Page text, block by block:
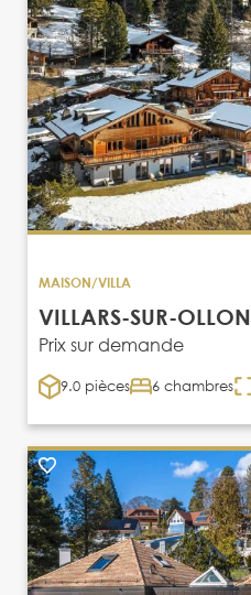
MAISON/VILLA
VILLARS-SUR-OLLON
Prix sur demande
9.0 pièces 6 chambres